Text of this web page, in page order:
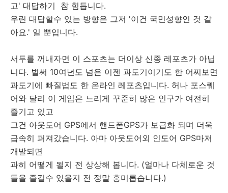
고' 대답하기 참 힘듭니다.
우린 대답할수 있는 방향은 그저 '이건 국민성향인 것 같
아요.' 일 뿐입니다.
서두를 꺼내자면 이 스포츠는 더이상 신종 레포츠가 아닙
니다. 벌써 10여년도 넘은 이젠 과도기이기도 한 어찌보면
과도기에 빠질법도 한 온라인 레포츠입니다. 허나 포스퀘
어와 달리 이 게임은 느리게 꾸준히 많은 인구가 여전히
즐기고 있고
그건 아웃도어 GPS에서 핸드폰GPS가 보급화 되며 더욱
급속히 퍼져갔습니다. 아마 아웃도어외 인도어 GPS마저
개발되면
과히 어떻게 될지 전 상상해 봅니다. (얼마나 다체로운 것
들을 즐길수 있을지 전 정말 흥미롭습니다.)